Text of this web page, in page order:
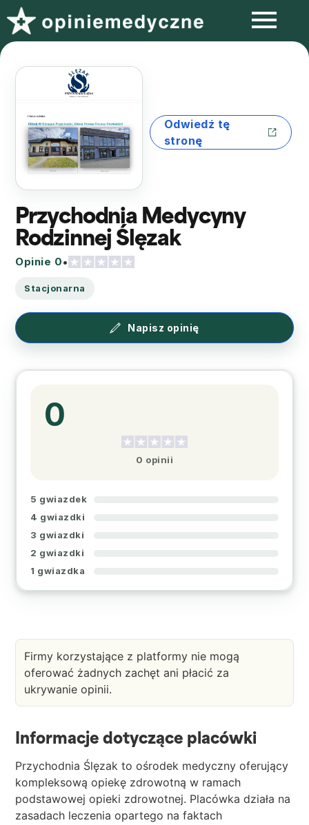
Odwiedź tę
stronę
Przychodnia Medycyny
Rodzinnej Ślęzak
Opinie 0•
Stacjonarna
Napisz opinię
0
0 opinii
5 gwiazdek
4 gwiazdki
3 gwiazdki
2 gwiazdki
1 gwiazdka
Firmy korzystające z platformy nie mogą
oferować żadnych zachęt ani płacić za
ukrywanie opinii.
Informacje dotyczące placówki
Przychodnia Ślęzak to ośrodek medyczny oferujący
kompleksową opiekę zdrowotną w ramach
podstawowej opieki zdrowotnej. Placówka działa na
zasadach leczenia opartego na faktach